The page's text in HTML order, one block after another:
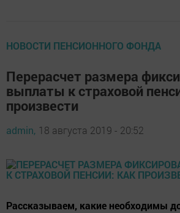
НОВОСТИ ПЕНСИОННОГО ФОНДА
Перерасчет размера
выплаты к страховой
произвести
admin, 18 августа 2019 - 20:52
Рассказываем, какие необходимы